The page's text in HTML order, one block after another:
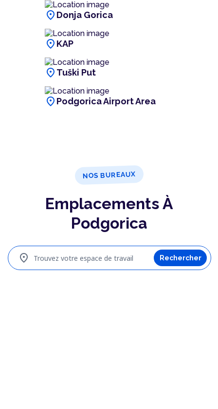
location_on Donja Gorica
location_on KAP
location_on Tuški Put
location_on Podgorica Airport Area
NOS BUREAUX
Emplacements À
Podgorica
Trouvez votre espace de travail
location_on Rechercher